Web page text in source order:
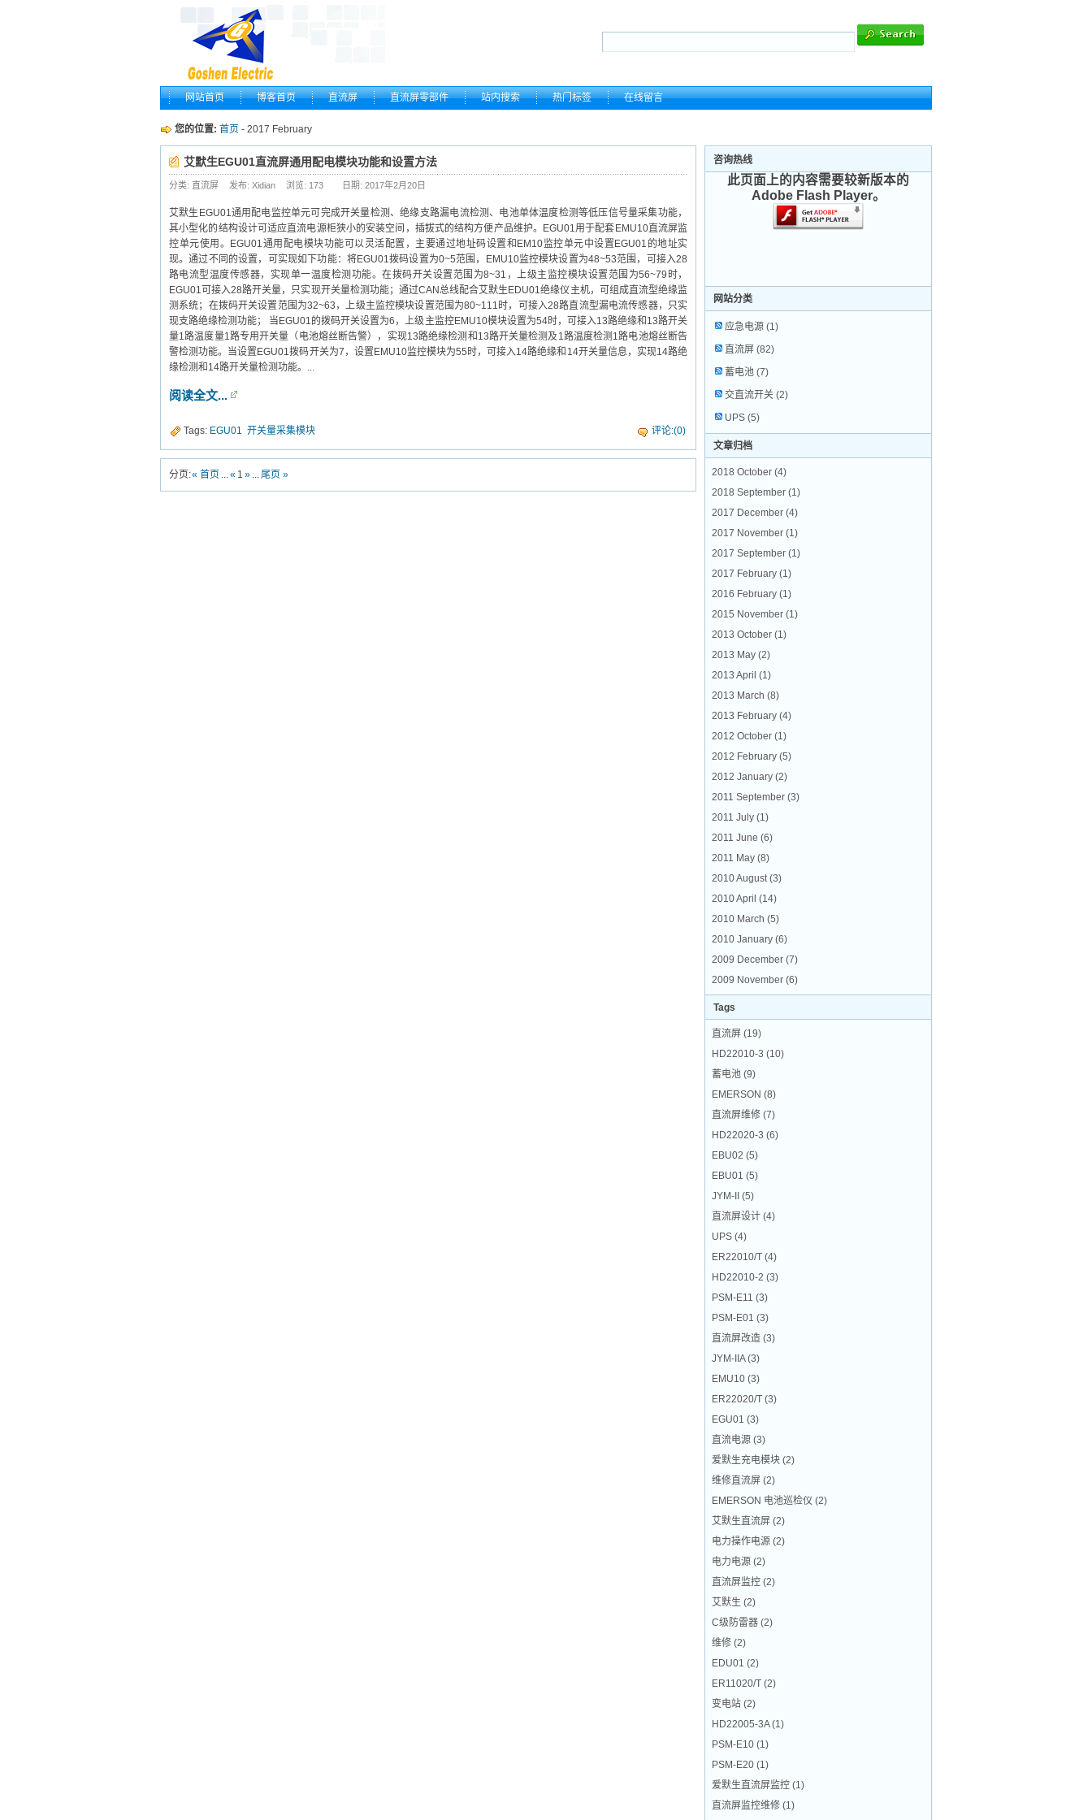
网站首页 博客首页 直流屏 直流屏零部件 站内搜索 热门标签 在线留言
您的位置: 首页 - 2017 February
艾默生EGU01直流屏通用配电模块功能和设置方法
分类: 直流屏 发布: Xidian 浏览: 173 日期: 2017年2月20日
艾默生EGU01通用配电监控单元可完成开关量检测、绝缘支路漏电流检测、电池单体温度检测等低压信号量采集功能，
其小型化的结构设计可适应直流电源柜狭小的安装空间，插拔式的结构方便产品维护。EGU01用于配套EMU10直流屏监
控单元使用。EGU01通用配电模块功能可以灵活配置，主要通过地址码设置和EM10监控单元中设置EGU01的地址实
现。通过不同的设置，可实现如下功能：将EGU01拨码设置为0~5范围，EMU10监控模块设置为48~53范围，可接入28
路电流型温度传感器，实现单一温度检测功能。在拨码开关设置范围为8~31，上级主监控模块设置范围为56~79时，
EGU01可接入28路开关量，只实现开关量检测功能；通过CAN总线配合艾默生EDU01绝缘仪主机，可组成直流型绝缘监
测系统；在拨码开关设置范围为32~63，上级主监控模块设置范围为80~111时，可接入28路直流型漏电流传感器，只实
现支路绝缘检测功能； 当EGU01的拨码开关设置为6，上级主监控EMU10模块设置为54时，可接入13路绝缘和13路开关
量1路温度量1路专用开关量（电池熔丝断告警），实现13路绝缘检测和13路开关量检测及1路温度检测1路电池熔丝断告
警检测功能。当设置EGU01拨码开关为7，设置EMU10监控模块为55时，可接入14路绝缘和14开关量信息，实现14路绝
缘检测和14路开关量检测功能。...
阅读全文...
评论:(0)
Tags: EGU01 开关量采集模块
分页:« 首页 ...« 1 » ...尾页 »
咨询热线
此页面上的内容需要较新版本的
Adobe Flash Player。
网站分类
应急电源 (1)
直流屏 (82)
蓄电池 (7)
交直流开关 (2)
UPS (5)
文章归档
2018 October (4)
2018 September (1)
2017 December (4)
2017 November (1)
2017 September (1)
2017 February (1)
2016 February (1)
2015 November (1)
2013 October (1)
2013 May (2)
2013 April (1)
2013 March (8)
2013 February (4)
2012 October (1)
2012 February (5)
2012 January (2)
2011 September (3)
2011 July (1)
2011 June (6)
2011 May (8)
2010 August(3)
2010 April (14)
2010 March (5)
2010 January (6)
2009 December (7)
2009 November (6)
Tags
直流屏 (19)
HD22010-3 (10)
蓄电池 (9)
EMERSON (8)
直流屏维修 (7)
HD22020-3 (6)
EBU02 (5)
EBU01 (5)
JYM-II (5)
直流屏设计 (4)
UPS (4)
ER22010/T (4)
HD22010-2 (3)
PSM-E11 (3)
PSM-E01 (3)
直流屏改造 (3)
JYM-IIA(3)
EMU10 (3)
ER22020/T (3)
EGU01 (3)
直流电源 (3)
爱默生充电模块 (2)
维修直流屏 (2)
EMERSON 电池巡检仪 (2)
艾默生直流屏 (2)
电力操作电源 (2)
电力电源 (2)
直流屏监控 (2)
艾默生 (2)
C级防雷器 (2)
维修 (2)
EDU01 (2)
ER11020/T (2)
变电站 (2)
HD22005-3A(1)
PSM-E10 (1)
PSM-E20 (1)
爱默生直流屏监控 (1)
直流屏监控维修 (1)